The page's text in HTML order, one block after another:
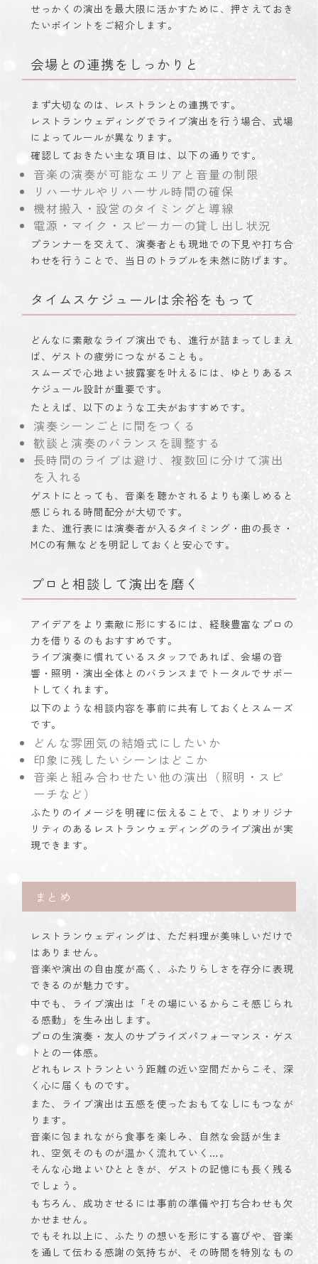
せっかくの演出を最大限に活かすために、押さえておき
たいポイントをご紹介します。
会場との連携をしっかりと
まず大切なのは、レストランとの連携です。
レストランウェディングでライブ演出を行う場合、式場
によってルールが異なります。
確認しておきたい主な項目は、以下の通りです。
音楽の演奏が可能なエリアと音量の制限
リハーサルやリハーサル時間の確保
機材搬入・設営のタイミングと導線
電源・マイク・スピーカーの貸し出し状況
プランナーを交えて、演奏者とも現地での下見や打ち合
わせを行うことで、当日のトラブルを未然に防げます。
タイムスケジュールは余裕をもって
どんなに素敵なライブ演出でも、進行が詰まってしまえ
ば、ゲストの疲労につながることも。
スムーズで心地よい披露宴を叶えるには、ゆとりあるス
ケジュール設計が重要です。
たとえば、以下のような工夫がおすすめです。
演奏シーンごとに間をつくる
歓談と演奏のバランスを調整する
長時間のライブは避け、複数回に分けて演出
を入れる
ゲストにとっても、音楽を聴かされるよりも楽しめると
感じられる時間配分が大切です。
また、進行表には演奏者が入るタイミング・曲の長さ・
MCの有無などを明記しておくと安心です。
プロと相談して演出を磨く
アイデアをより素敵に形にするには、経験豊富なプロの
力を借りるのもおすすめです。
ライブ演奏に慣れているスタッフであれば、会場の音
響・照明・演出全体とのバランスまでトータルでサポー
トしてくれます。
以下のような相談内容を事前に共有しておくとスムーズ
です。
どんな雰囲気の結婚式にしたいか
印象に残したいシーンはどこか
音楽と組み合わせたい他の演出（照明・スピ
ーチなど）
ふたりのイメージを明確に伝えることで、よりオリジナ
リティのあるレストランウェディングのライブ演出が実
現できます。
まとめ
レストランウェディングは、ただ料理が美味しいだけで
はありません。
音楽や演出の自由度が高く、ふたりらしさを存分に表現
できるのが魅力です。
中でも、ライブ演出は「その場にいるからこそ感じられ
る感動」を生み出します。
プロの生演奏・友人のサプライズパフォーマンス・ゲス
トとの一体感。
どれもレストランという距離の近い空間だからこそ、深
く心に届くものです。
また、ライブ演出は五感を使ったおもてなしにもつなが
ります。
音楽に包まれながら食事を楽しみ、自然な会話が生ま
れ、空気そのものが温かく流れていく…。
そんな心地よいひとときが、ゲストの記憶にも長く残る
でしょう。
もちろん、成功させるには事前の準備や打ち合わせも欠
かせません。
でもそれ以上に、ふたりの想いを形にする喜びや、音楽
を通して伝わる感謝の気持ちが、その時間を特別なもの